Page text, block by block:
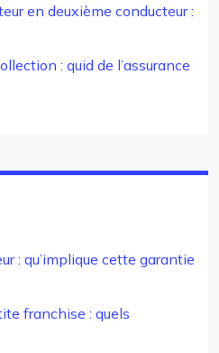
en deuxième conducteur :
: quid de l’assurance
: qu’implique cette garantie
franchise : quels